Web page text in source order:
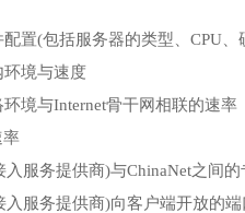
置(包括服务器的类型、CPU
境与速度
境与Internet骨干网相联的速率
率
入服务提供商)与ChinaNet之间
入服务提供商)向客户端开放的